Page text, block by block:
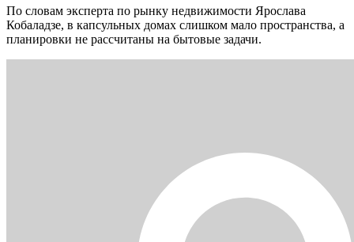
По словам эксперта по рынку недвижимости Ярослава
Кобаладзе, в капсульных домах слишком мало пространства, а
планировки не рассчитаны на бытовые задачи.